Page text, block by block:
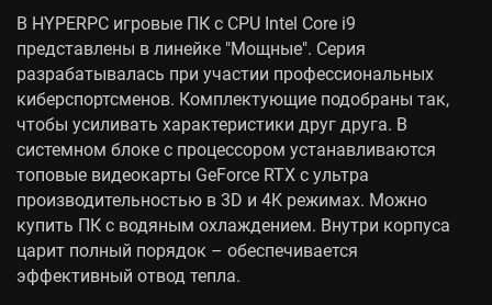
В HYPERPC игровые ПК с CPU Intel Core i9
представлены в линейке "Мощные". Серия
разрабатывалась при участии профессиональных
киберспортсменов. Комплектующие подобраны так,
чтобы усиливать характеристики друг друга. В
системном блоке с процессором устанавливаются
топовые видеокарты GeForce RTX с ультра
производительностью в 3D и 4K режимах. Можно
купить ПК с водяным охлаждением. Внутри корпуса
царит полный порядок – обеспечивается
эффективный отвод тепла.